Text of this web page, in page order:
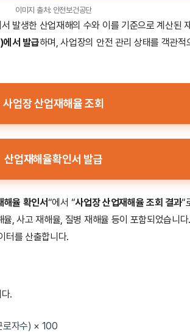
이미지 출처: 안전보건공단
발생한 산업재해의 수와 이를 기준으로 계산된
서 발급하며, 사업장의 안전 관리 상태를 객관적
사업장 산업재해율 조회
산업재해율확인서 발급
해율 확인서“에서 “사업장 산업재해율 조회 결과“
, 사고 재해율, 질병 재해율 등이 포함되었습니
터를 산출합니다.
.
로자수) × 100